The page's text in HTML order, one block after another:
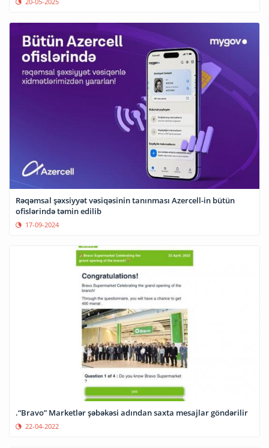
Rəqəmsal şəxsiyyət vəsiqəsinin tanınması Azercell-in bütün
ofislərində təmin edilib
17-09-2024
.“Bravo” Marketlər şəbəkəsi adından saxta mesajlar göndərilir
22-04-2022